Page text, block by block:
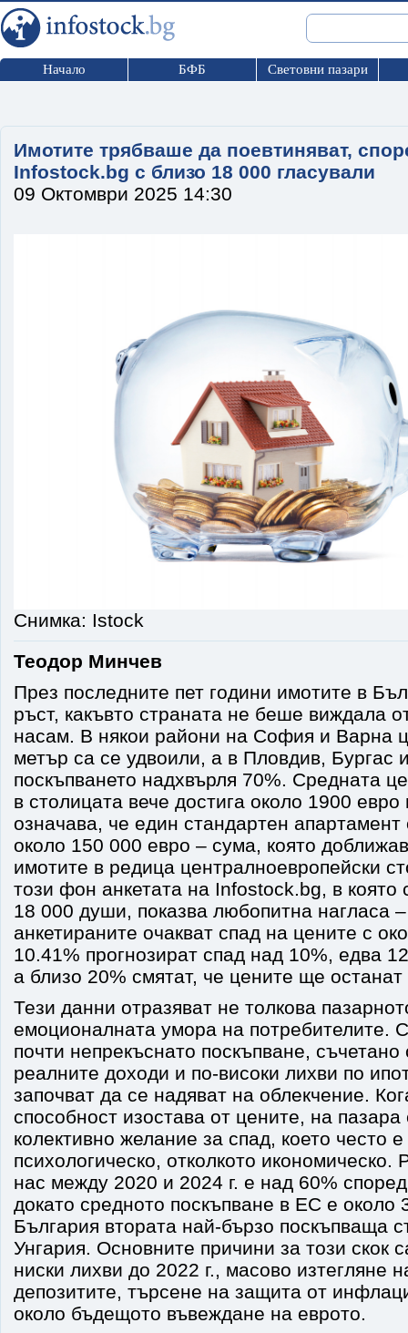
Начало БФБ Световни пазари
Имотите трябваше да поевтиняват,
Infostock.bg с близо 18 000 гласували
09 Октомври 2025 14:30
Снимка: Istock
Теодор Минчев
През последните пет години имотите в
ръст, какъвто страната не беше виждала
насам. В някои райони на София и Варна
метър са се удвоили, а в Пловдив, Бургас
поскъпването надхвърля 70%. Средната
в столицата вече достига около 1900 евро
означава, че един стандартен апартамент
около 150 000 евро – сума, която
имотите в редица централноевропейски
този фон анкетата на Infostock.bg, в която
18 000 души, показва любопитна нагласа
анкетираните очакват спад на цените с
10.41% прогнозират спад над 10%, едва
а близо 20% смятат, че цените ще
Тези данни отразяват не толкова
емоционалната умора на потребителите.
почти непрекъснато поскъпване,
реалните доходи и по-високи лихви по
започват да се надяват на облекчение.
способност изостава от цените, на пазара
колективно желание за спад, което често
психологическо, отколкото икономическо.
нас между 2020 и 2024 г. е над 60%
докато средното поскъпване в ЕС е около
България втората най-бързо поскъпваща
Унгария. Основните причини за този скок
ниски лихви до 2022 г., масово изтегляне
депозитите, търсене на защита от
около бъдещото въвеждане на еврото.